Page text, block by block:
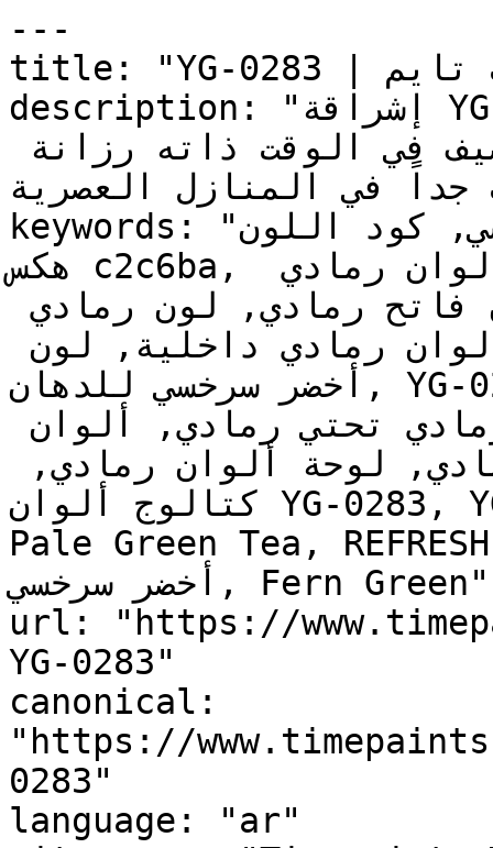
---
title: "YG-0283 | الألوان | دهانات تايم"
description: "إشراقة YG-0283 تحافظ على اتساع
في المنازل العصرية."
keywords: "لون أخضر سرخسي, كود اللون YG-0283, لون
هكس c2c6ba, دهان رمادي, طلاء رمادي, ألوان رمادي
أخضر سرخسي للدهان, YG-0283 دهان, ألوان رمادي فاتح,
كتالوج ألوان YG-0283, YG-0283, Dynasty Celadon,
Pale Green Tea,
أخضر سرخسي, Fern Green"
url: "https://
YG-0283"
canonical:
"https://
0283"
language: "ar"